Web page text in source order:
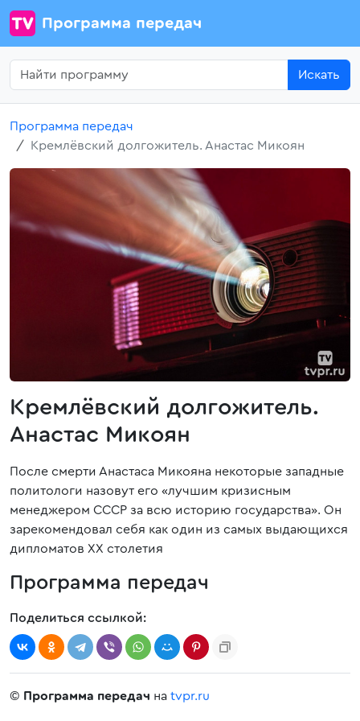
Программа передач
Искать
Программа передач
Кремлёвский долгожитель. Анастас Микоян
Кремлёвский долгожитель.
Анастас Микоян
После смерти Анастаса Микояна некоторые западные
политологи назовут его «лучшим кризисным
менеджером СССР за всю историю государства». Он
зарекомендовал себя как один из самых выдающихся
дипломатов ХХ столетия
Программа передач
Поделиться ссылкой:
© Программа передач на tvpr.ru